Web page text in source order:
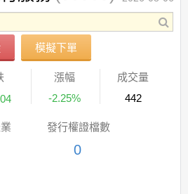
模擬下單
漲幅
-2.25%
成交量
442
發行權證檔數
0